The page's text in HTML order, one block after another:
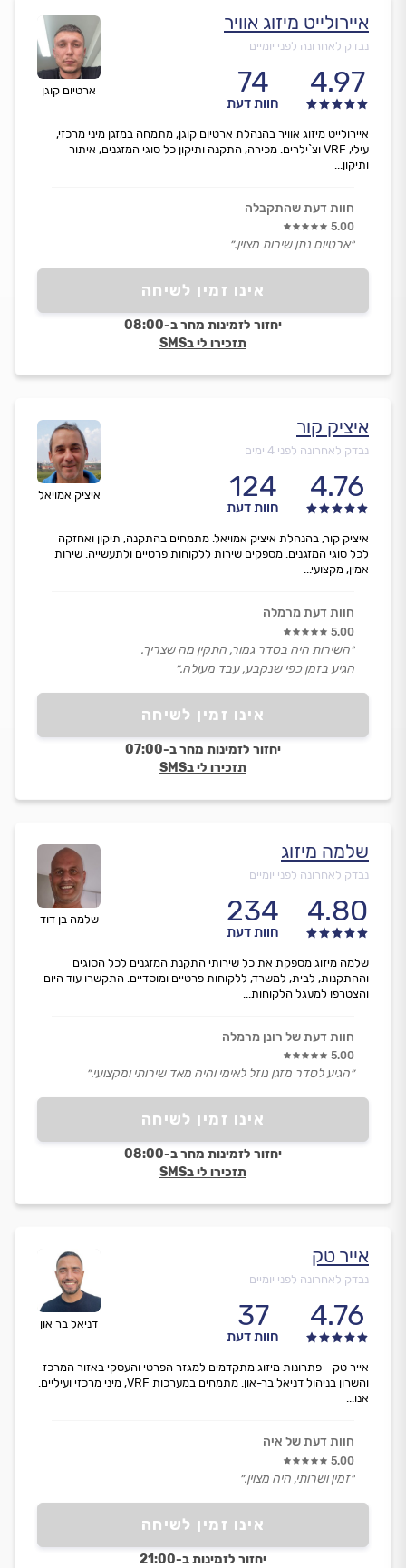
ארטיום קוגן
איירולייט מיזוג אוויר
נבדק לאחרונה לפני יומיים
4.97
74
חוות דעת
אינו זמין לשיחה
יחזור לזמינות מחר ב-08:00
תזכירו לי בSMS
איירולייט מיזוג אוויר בהנהלת ארטיום קוגן, מתמחה במזגן מיני מרכזי,
עילי, VRF וצ`ילרים. מכירה, התקנה ותיקון כל סוגי המזגנים, איתור
ותיקון...
חוות דעת שהתקבלה
5.00
״ארטיום נתן שירות מצוין.״
איציק אמויאל
איציק קור
נבדק לאחרונה לפני 4 ימים
4.76
124
חוות דעת
אינו זמין לשיחה
יחזור לזמינות מחר ב-07:00
תזכירו לי בSMS
איציק קור, בהנהלת איציק אמויאל. מתמחים בהתקנה, תיקון ואחזקה
לכל סוגי המזגנים. מספקים שירות ללקוחות פרטיים ולתעשייה. שירות
אמין, מקצועי...
חוות דעת מרמלה
5.00
״השירות היה בסדר גמור, התקין מה שצריך.
הגיע בזמן כפי שנקבע, עבד מעולה.״
שלמה בן דוד
שלמה מיזוג
נבדק לאחרונה לפני יומיים
4.80
234
חוות דעת
אינו זמין לשיחה
יחזור לזמינות מחר ב-08:00
תזכירו לי בSMS
שלמה מיזוג מספקת את כל שירותי התקנת המזגנים לכל הסוגים
וההתקנות, לבית, למשרד, ללקוחות פרטיים ומוסדיים. התקשרו עוד היום
והצטרפו למעגל הלקוחות...
חוות דעת של רונן מרמלה
5.00
״הגיע לסדר מזגן נוזל לאימי והיה מאד שירותי ומקצועי.״
דניאל בר און
אייר טק
נבדק לאחרונה לפני יומיים
4.76
37
חוות דעת
אינו זמין לשיחה
יחזור לזמינות ב-21:00
אייר טק - פתרונות מיזוג מתקדמים למגזר הפרטי והעסקי באזור המרכז
והשרון בניהול דניאל בר-און. מתמחים במערכות VRF, מיני מרכזי ועיליים.
אנו...
חוות דעת של איה
5.00
״זמין ושרותי, היה מצוין.״